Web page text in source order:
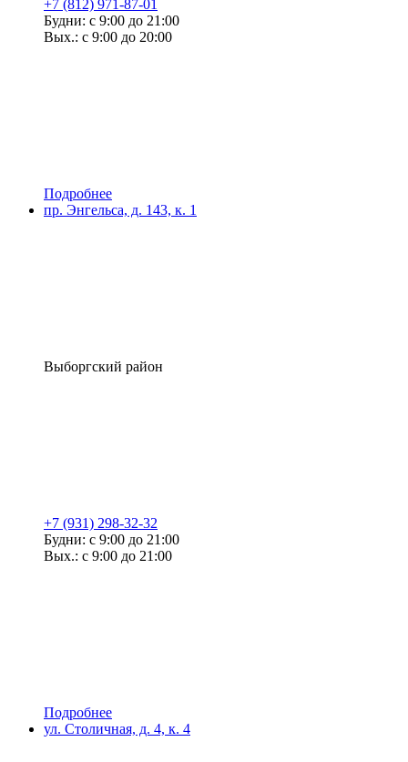
+7 (812) 971-87-01
Будни: с 9:00 до 21:00
Вых.: с 9:00 до 20:00
Подробнее
пр. Энгельса, д. 143, к. 1
Выборгский район
+7 (931) 298-32-32
Будни: с 9:00 до 21:00
Вых.: с 9:00 до 21:00
Подробнее
ул. Столичная, д. 4, к. 4